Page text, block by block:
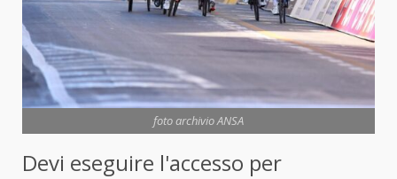
foto archivio ANSA
Devi eseguire l'accesso per